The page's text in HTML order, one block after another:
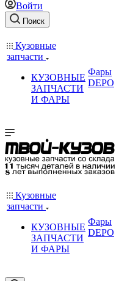
Войти
Поиск
Кузовные
запчасти
КУЗОВНЫЕ
ЗАПЧАСТИ
И ФАРЫ
Фары
DEPO
Кузовные
запчасти
КУЗОВНЫЕ
ЗАПЧАСТИ
И ФАРЫ
Фары
DEPO